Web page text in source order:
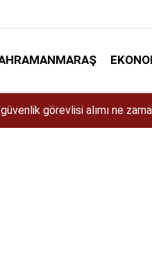
iPhone 18 Pro Max